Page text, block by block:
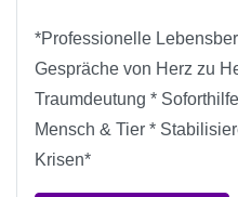
*Professionelle
Gespräche von Herz zu
Traumdeutung *
Mensch & Tier *
Krisen*